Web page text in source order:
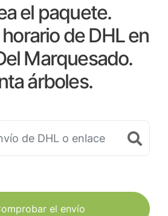
el paquete.
de DHL en
Marquesado.
árboles.
el envío